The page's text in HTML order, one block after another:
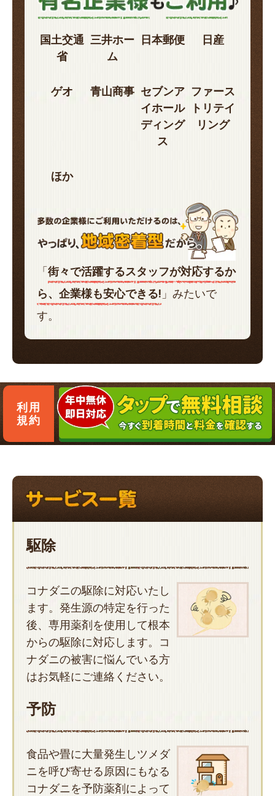
国土交通
省
三井ホー
ム
日本郵便 日産
ゲオ 青山商事 セブンア
イホール
ディング
ス
ファース
トリテイ
リング
ほか
「街々で活躍するスタッフが対応するか
ら、企業様も安心できる! 」みたいで
す。
利用
規約
駆除
コナダニの駆除に対応いたし
ます。発生源の特定を行った
後、専用薬剤を使用して根本
からの駆除に対応します。コ
ナダニの被害に悩んでいる方
はお気軽にご連絡ください。
予防
食品や畳に大量発生しツメダ
ニを呼び寄せる原因にもなる
コナダニを予防薬剤によって